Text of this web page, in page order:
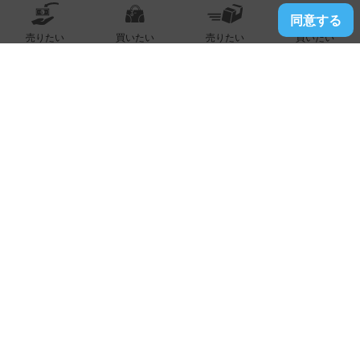
売りたい 買いたい 売りたい 買いたい
同意する